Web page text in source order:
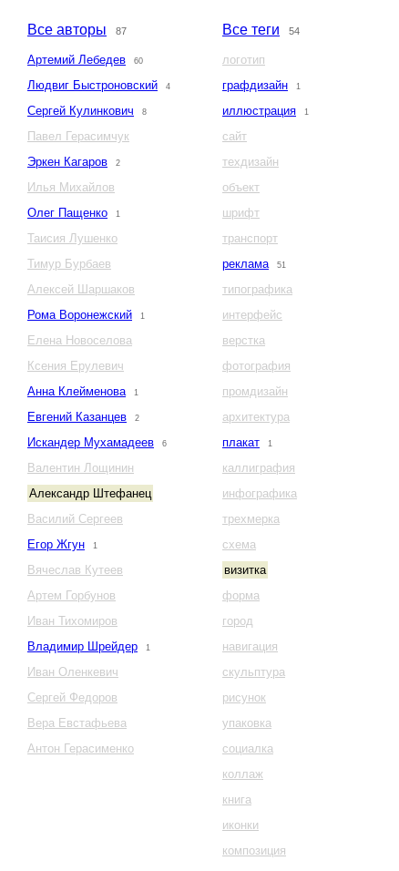
Все авторы 87
Артемий Лебедев 60
Людвиг Быстроновский 4
Сергей Кулинкович 8
Павел Герасимчук
Эркен Кагаров
2
Илья Михайлов
Олег Пащенко
1
Таисия Лушенко
Тимур Бурбаев
Алексей Шаршаков
Рома Воронежский
1
Елена Новоселова
Ксения Ерулевич
Анна Клейменова
1
Евгений Казанцев 2
Искандер Мухамадеев 6
Валентин Лощинин
Александр Штефанец
Василий Сергеев
Егор Жгун
1
Вячеслав Кутеев
Артем Горбунов
Иван Тихомиров
Владимир Шрейдер
1
Иван Оленкевич
Сергей Федоров
Вера Евстафьева
Антон Герасименко
Все теги 54
логотип
графдизайн
1
иллюстрация 1
сайт
техдизайн
объект
шрифт
транспорт
реклама
51
типографика
интерфейс
верстка
фотография
промдизайн
архитектура
плакат
1
каллиграфия
инфографика
трехмерка
схема
визитка
форма
город
навигация
скульптура
рисунок
упаковка
социалка
коллаж
книга
иконки
композиция